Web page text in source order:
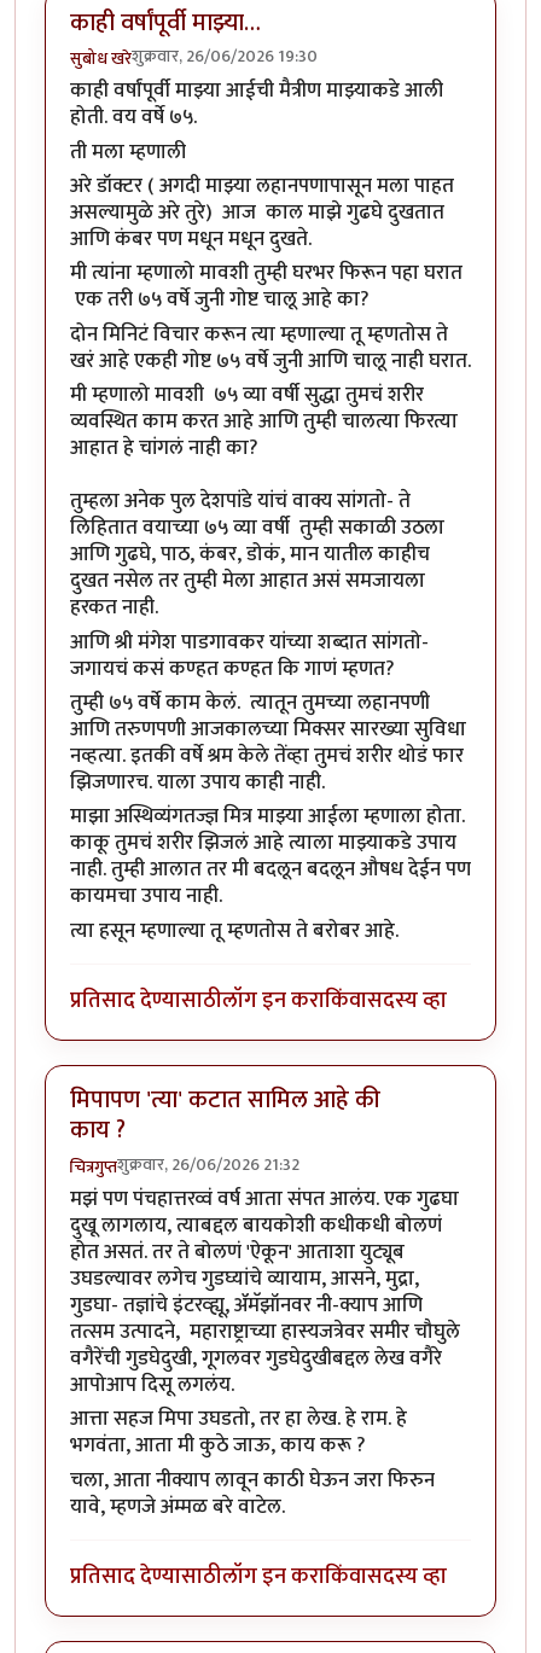
काही वर्षांपूर्वी माझ्या…
सुबोध खरेशुक्रवार, 26/06/2026 19:30
काही वर्षांपूर्वी माझ्या आईची मैत्रीण माझ्याकडे आली
होती. वय वर्षे ७५.
ती मला म्हणाली
अरे डॉक्टर ( अगदी माझ्या लहानपणापासून मला पाहत
असल्यामुळे अरे तुरे) आज काल माझे गुढघे दुखतात
आणि कंबर पण मधून मधून दुखते.
मी त्यांना म्हणालो मावशी तुम्ही घरभर फिरून पहा घरात
एक तरी ७५ वर्षे जुनी गोष्ट चालू आहे का?
दोन मिनिटं विचार करून त्या म्हणाल्या तू म्हणतोस ते
खरं आहे एकही गोष्ट ७५ वर्षे जुनी आणि चालू नाही घरात.
मी म्हणालो मावशी ७५ व्या वर्षी सुद्धा तुमचं शरीर
व्यवस्थित काम करत आहे आणि तुम्ही चालत्या फिरत्या
आहात हे चांगलं नाही का?
तुम्हला अनेक पुल देशपांडे यांचं वाक्य सांगतो- ते
लिहितात वयाच्या ७५ व्या वर्षी तुम्ही सकाळी उठला
आणि गुढघे, पाठ, कंबर, डोकं, मान यातील काहीच
दुखत नसेल तर तुम्ही मेला आहात असं समजायला
हरकत नाही.
आणि श्री मंगेश पाडगावकर यांच्या शब्दात सांगतो-
जगायचं कसं कण्हत कण्हत कि गाणं म्हणत?
तुम्ही ७५ वर्षे काम केलं. त्यातून तुमच्या लहानपणी
आणि तरुणपणी आजकालच्या मिक्सर सारख्या सुविधा
नव्हत्या. इतकी वर्षे श्रम केले तेंव्हा तुमचं शरीर थोडं फार
झिजणारच. याला उपाय काही नाही.
माझा अस्थिव्यंगतज्ज्ञ मित्र माझ्या आईला म्हणाला होता.
काकू तुमचं शरीर झिजलं आहे त्याला माझ्याकडे उपाय
नाही. तुम्ही आलात तर मी बदलून बदलून औषध देईन पण
कायमचा उपाय नाही.
त्या हसून म्हणाल्या तू म्हणतोस ते बरोबर आहे.
प्रतिसाद देण्यासाठीलॉग इन कराकिंवासदस्य व्हा
मिपापण 'त्या' कटात सामिल आहे की
काय ?
चित्रगुप्तशुक्रवार, 26/06/2026 21:32
मझं पण पंचहात्तरव्वं वर्ष आता संपत आलंय. एक गुढघा
दुखू लागलाय, त्याबद्दल बायकोशी कधीकधी बोलणं
होत असतं. तर ते बोलणं 'ऐकून' आताशा युट्यूब
उघडल्यावर लगेच गुडघ्यांचे व्यायाम, आसने, मुद्रा,
गुडघा- तज्ञांचे इंटरव्ह्यू, ॲमॅझॉनवर नी-क्याप आणि
तत्सम उत्पादने, महाराष्ट्राच्या हास्यजत्रेवर समीर चौघुले
वगैरेंची गुडघेदुखी, गूगलवर गुडघेदुखीबद्दल लेख वगैरे
आपोआप दिसू लगलंय.
आत्ता सहज मिपा उघडतो, तर हा लेख. हे राम. हे
भगवंता, आता मी कुठे जाऊ, काय करू ?
चला, आता नीक्याप लावून काठी घेऊन जरा फिरुन
यावे, म्हणजे अंम्मळ बरे वाटेल.
प्रतिसाद देण्यासाठीलॉग इन कराकिंवासदस्य व्हा